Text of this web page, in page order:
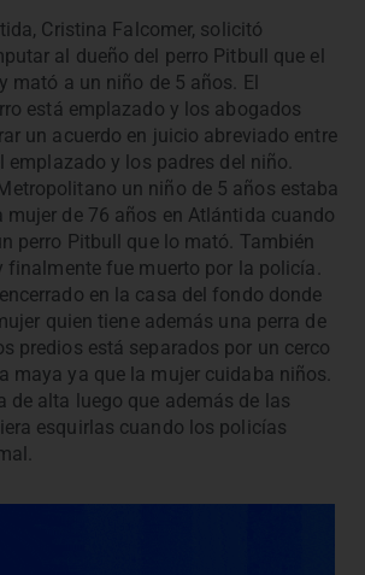
Cristina Falcomer, solicitó
al dueño del perro Pitbull que el
mató a un niño de 5 años. El
está emplazado y los abogados
un acuerdo en juicio abreviado entre
emplazado y los padres del niño.
un niño de 5 años estaba
mujer de 76 años en Atlántida cuando
perro Pitbull que lo mató. También
finalmente fue muerto por la policía.
en la casa del fondo donde
quien tiene además una perra de
predios está separados por un cerco
maya ya que la mujer cuidaba niños.
de alta luego que además de las
esquirlas cuando los policías